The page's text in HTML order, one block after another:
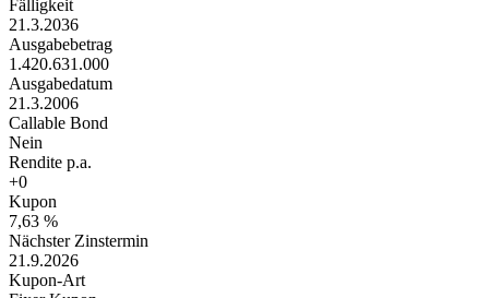
Fälligkeit
21.3.2036
Ausgabebetrag
1.420.631.000
Ausgabedatum
21.3.2006
Callable Bond
Nein
Rendite p.a.
+0
Kupon
7,63 %
Nächster Zinstermin
21.9.2026
Kupon-Art